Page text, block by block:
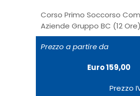
Corso Primo Soccorso
Aziende Gruppo BC (12 Ore)
Prezzo a partire da
Euro 159,00
Prezzo